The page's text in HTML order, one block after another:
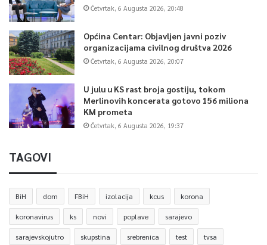
Četvrtak, 6 Augusta 2026, 20:48
Općina Centar: Objavljen javni poziv
organizacijama civilnog društva 2026
Četvrtak, 6 Augusta 2026, 20:07
U julu u KS rast broja gostiju, tokom
Merlinovih koncerata gotovo 156 miliona
KM prometa
Četvrtak, 6 Augusta 2026, 19:37
TAGOVI
BiH dom FBiH izolacija kcus korona
koronavirus ks novi poplave sarajevo
sarajevskojutro skupstina srebrenica test tvsa